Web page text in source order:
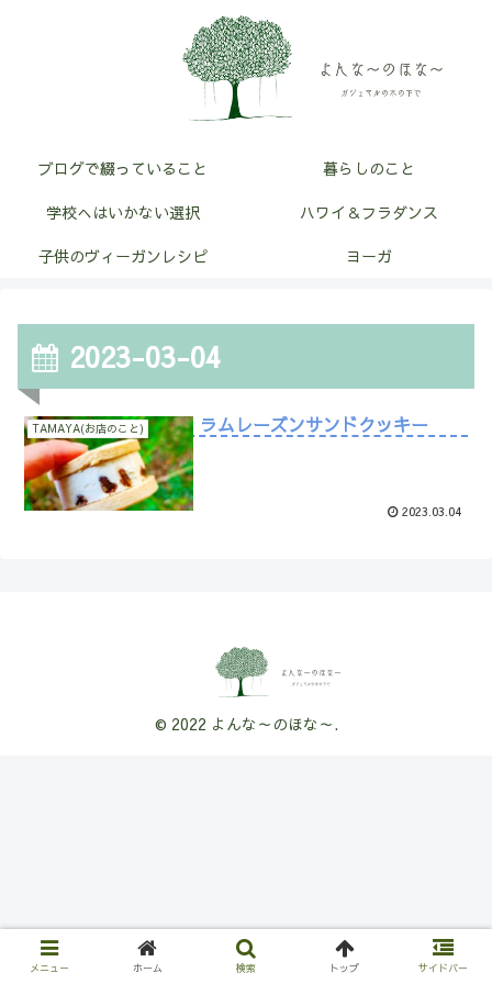
ブログで綴っていること
暮らしのこと
学校へはいかない選択
ハワイ＆フラダンス
子供のヴィーガンレシピ
ヨーガ
2023-03-04
TAMAYA(お店のこと) ラムレーズンサンドクッキー
2023.03.04
© 2022 よんな～のほな～.
メニュー ホーム 検索 トップ サイドバー